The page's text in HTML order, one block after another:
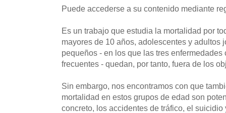
Puede accederse a su contenido mediante
Es un trabajo que estudia la mortalidad por
mayores de 10 años, adolescentes y adultos
pequeños - en los que las tres
frecuentes - quedan, por tanto, fuera de los
Sin embargo, nos encontramos con que
mortalidad en estos grupos de edad son
concreto, los accidentes de tráfico, el